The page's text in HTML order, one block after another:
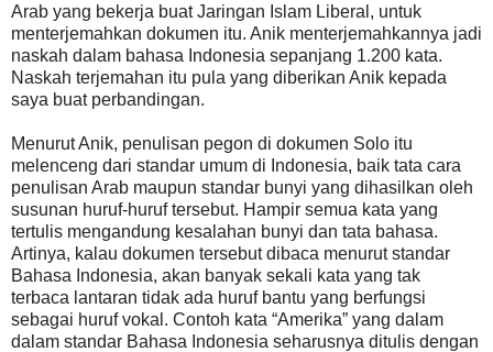
Arab yang bekerja buat Jaringan Islam Liberal, untuk
menterjemahkan dokumen itu. Anik menterjemahkannya jadi
naskah dalam bahasa Indonesia sepanjang 1.200 kata.
Naskah terjemahan itu pula yang diberikan Anik kepada
saya buat perbandingan.
Menurut Anik, penulisan pegon di dokumen Solo itu
melenceng dari standar umum di Indonesia, baik tata cara
penulisan Arab maupun standar bunyi yang dihasilkan oleh
susunan huruf-huruf tersebut. Hampir semua kata yang
tertulis mengandung kesalahan bunyi dan tata bahasa.
Artinya, kalau dokumen tersebut dibaca menurut standar
Bahasa Indonesia, akan banyak sekali kata yang tak
terbaca lantaran tidak ada huruf bantu yang berfungsi
sebagai huruf vokal. Contoh kata “Amerika” yang dalam
dalam standar Bahasa Indonesia seharusnya ditulis dengan